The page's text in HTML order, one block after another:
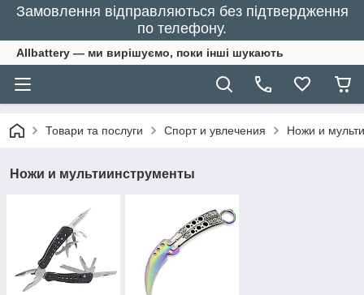
Замовлення відправляються без підтвердження
по телефону.
Allbattery — ми вирішуємо, поки інші шукають
Товари та послуги Спорт и увлечения Ножи и
Ножи и мультиинструменты